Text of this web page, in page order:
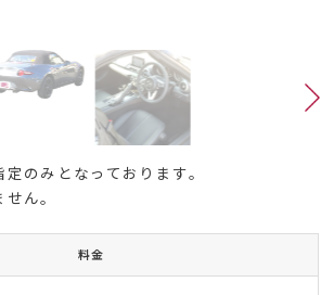
のみとなっております。
ん。
料金